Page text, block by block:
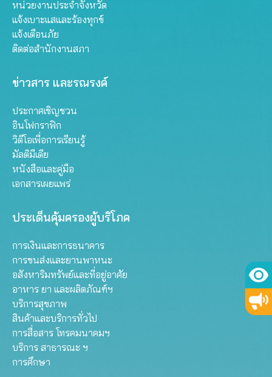
หน่วยงานประจำจังหวัด
แจ้งเบาะแสและร้องทุกข์
แจ้งเตือนภัย
ติดต่อสำนักงานสภา
ข่าวสาร และรณรงค์
ประกาศเชิญชวน
อินโฟกราฟิก
วิดีโอเพื่อการเรียนรู้
มัลติมีเดีย
หนังสือและคู่มือ
เอกสารเผยแพร่
ประเด็นคุ้มครองผู้บริโภค
การเงินและการธนาคาร
การขนส่งและยานพาหนะ
อสังหาริมทรัพย์และที่อยู่อาศัย
อาหาร ยา และผลิตภัณฑ์ฯ
บริการสุขภาพ
สินค้าและบริการทั่วไป
การสื่อสาร โทรคมนาคมฯ
บริการ สาธารณะ ฯ
การศึกษา